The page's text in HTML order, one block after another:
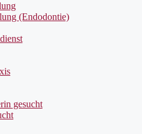
(Endodontie)
gesucht